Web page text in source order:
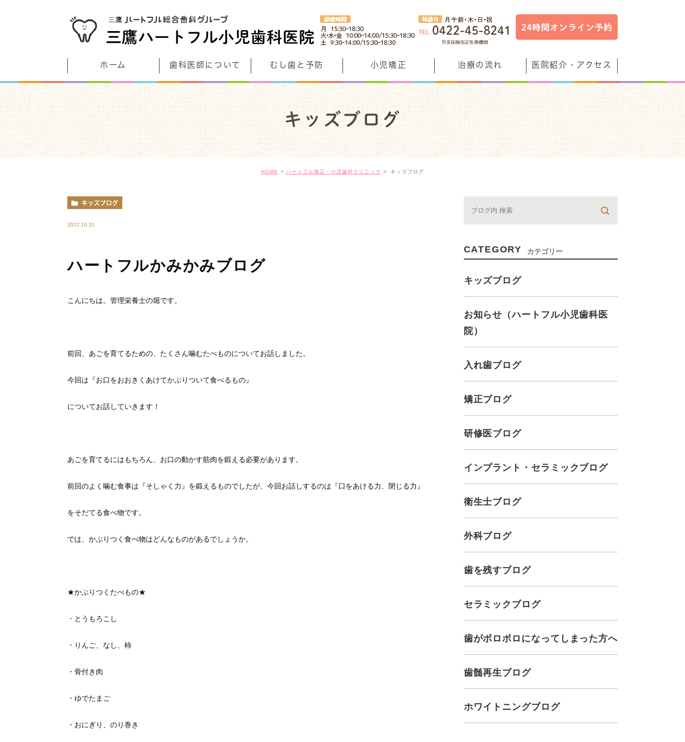
ホーム 歯科医師について むし歯と予防
むし歯について考える
こどもたちのむし歯と予防
むし歯と予防のストーリー
一生自分の歯で過ごそう
年齢別予防
年齢別むし歯予防
年齢別クラブ
たのしみながらむし歯予防
治療・検査について
フッ素イオンでむし歯菌予防
歯を強くするレーザー治療
だ液検査について
小児矯正 治療の流れ 医院紹介・アクセス
当院が目指す未来とは
診療時間
アクセス
安全・安心への取り組み
院内紹介
グループ医院のご紹介
無料託児室(ママタイム)
ハートフル歯科からのメッセージ
理事長のブログ
矯正認定医ミナ先生のブログ
根っこを残すブログ
神経を残すブログ
キッズブログ
HOME ハートフル矯正・小児歯科クリニック キッズブログ
キッズブログ
2022.10.31
ハートフルかみかみブログ
こんにちは。管理栄養士の堀です。
前回、あごを育てるための、たくさん噛むたべものについてお話しました。
今回は『お口をおおきくあけてかぶりついて食べるもの』
についてお話していきます！
あごを育てるにはもちろん、お口の動かす筋肉を鍛える必要があります。
前回のよく噛む食事は『そしゃく力』を鍛えるものでしたが、今回お話しするのは『口をあける力、閉じる力』
をそだてる食べ物です。
では、かぶりつく食べ物はどんなものがあるでしょうか。
★かぶりつくたべもの★
・とうもろこし
・りんご、なし、柿
・骨付き肉
・ゆでたまご
・おにぎり、のり巻き
CATEGORY カテゴリー
キッズブログ
お知らせ（ハートフル小児歯科医
院）
入れ歯ブログ
矯正ブログ
研修医ブログ
インプラント・セラミックブログ
衛生士ブログ
外科ブログ
歯を残すブログ
セラミックブログ
歯がボロボロになってしまった方へ
歯髄再生ブログ
ホワイトニングブログ